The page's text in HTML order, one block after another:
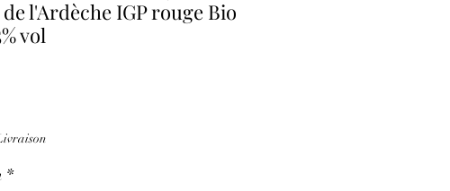
l'Ardèche IGP rouge Bio
vol
*